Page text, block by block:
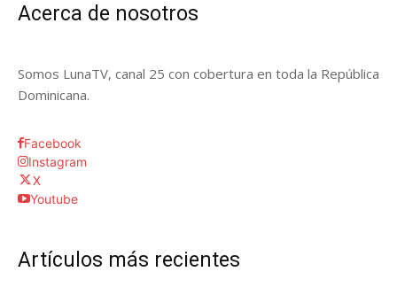
Acerca de nosotros
Somos LunaTV, canal 25 con cobertura en toda la República
Dominicana.
Facebook
Instagram
X
Youtube
Artículos más recientes